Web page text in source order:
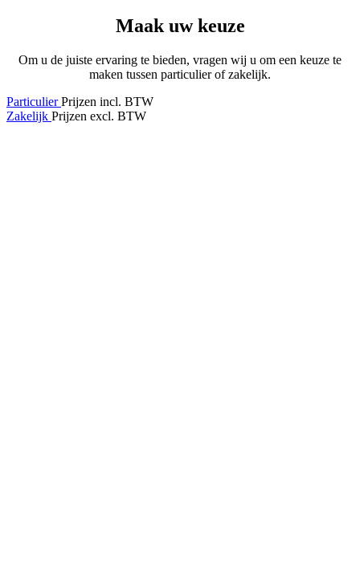
Maak uw keuze
Om u de juiste ervaring te bieden, vragen wij u om een keuze te
maken tussen particulier of zakelijk.
ParticulierPrijzen incl. BTW
Zakelijk Prijzen excl. BTW